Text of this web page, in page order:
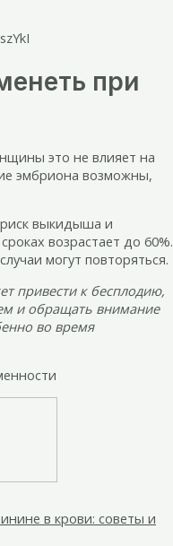
при
это не влияет на
эмбриона возможны,
выкидыша и
возрастает до 60%.
могут повторяться.
привести к бесплодию,
и обращать внимание
во время
в крови: советы и